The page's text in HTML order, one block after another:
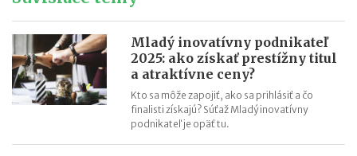
Iveta Živicová (ERA): Ak je niekto individualista, nech ide cestou
je pre tímových hráčov
Ľubica Mačugová (Cyprianus): Nevzdávajte sa pri prvom
neúspechu, každé poznanie vás posúva ďalej. Najdôležitejšia je
chuť a výdrž
Roman Fridrich (Coffee Brothers): Až keď sme mali produkt
hodný franchisingu, pustili sme sa do budovania siete
Mladý inovatívny podnikateľ
2025: ako získať prestížny titul
a atraktívne ceny?
Kto sa môže zapojiť, ako sa prihlásiť a čo
finalisti získajú? Súťaž Mladý inovatívny
podnikateľ je opäť tu.